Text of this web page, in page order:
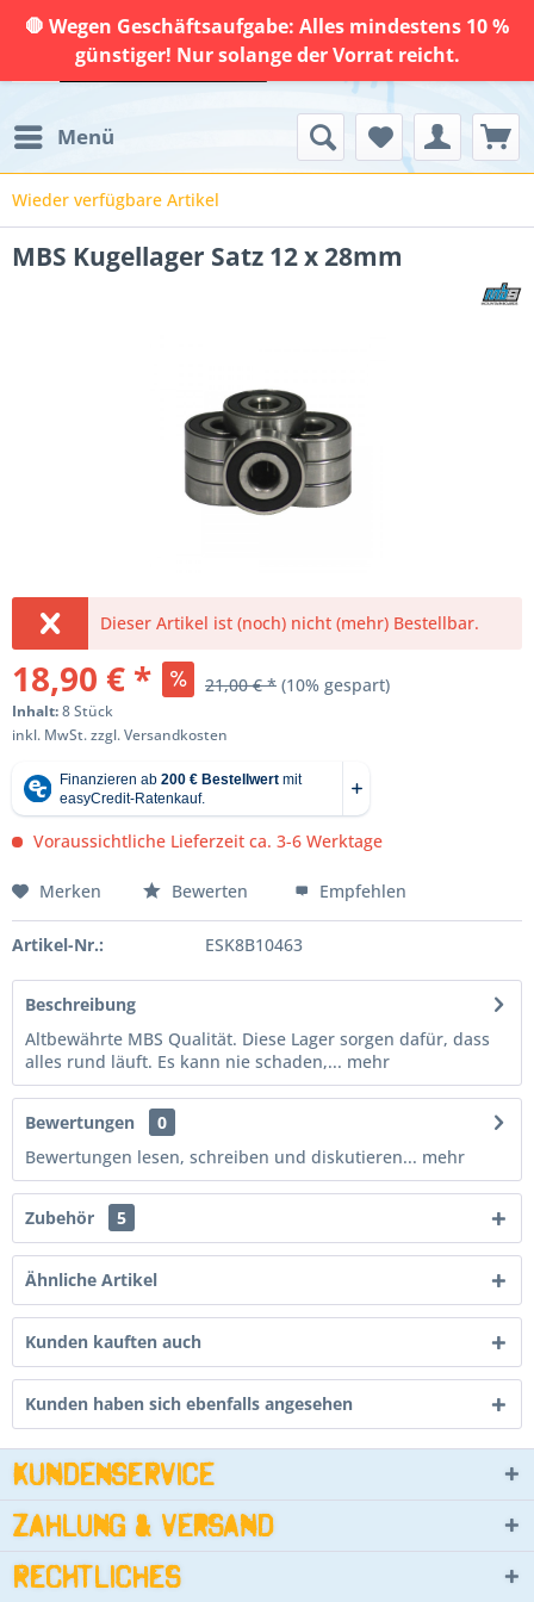
🛑 Wegen Geschäftsaufgabe: Alles mindestens 10 %
günstiger! Nur solange der Vorrat reicht.
Menü
Wieder verfügbare Artikel
MBS Kugellager Satz 12 x 28mm
Dieser Artikel ist (noch) nicht (mehr) Bestellbar.
18,90 € * 21,00 € * (10% gespart)
Inhalt:8 Stück
inkl. MwSt.zzgl. Versandkosten
Voraussichtliche Lieferzeit ca. 3-6 Werktage
Merken Bewerten Empfehlen
Artikel-Nr.: ESK8B10463
Beschreibung
Altbewährte MBS Qualität. Diese Lager sorgen dafür, dass
alles rund läuft. Es kann nie schaden,... mehr
Bewertungen
0
Bewertungen lesen, schreiben und diskutieren... mehr
Zubehör 5
Ähnliche Artikel
Kunden kauften auch
Kunden haben sich ebenfalls angesehen
Kundenservice
Zahlung & Versand
Rechtliches